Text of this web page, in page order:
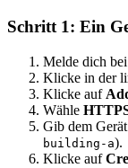
Schritt 1: Ein
Melde dich bei
Klicke in der
Klicke auf
Wähle
Gib dem
building-a).
Klicke auf